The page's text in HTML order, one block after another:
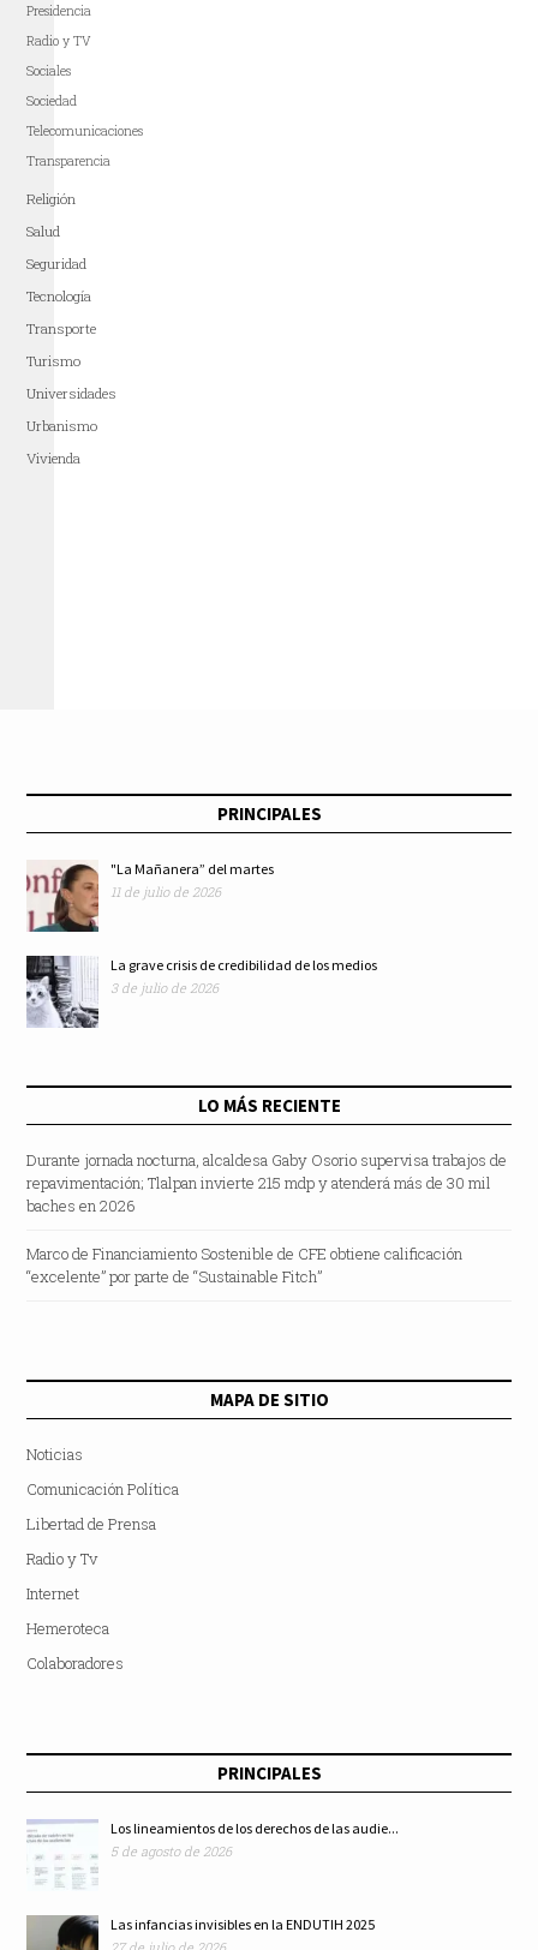
Presidencia
Radio y TV
Sociales
Sociedad
Telecomunicaciones
Transparencia
Religión
Salud
Seguridad
Tecnología
Transporte
Turismo
Universidades
Urbanismo
Vivienda
PRINCIPALES
"La Mañanera” del martes
11 de julio de 2026
La grave crisis de credibilidad de los medios
3 de julio de 2026
LO MÁS RECIENTE
Durante jornada nocturna, alcaldesa Gaby Osorio supervisa trabajos de
repavimentación; Tlalpan invierte 215 mdp y atenderá más de 30 mil
baches en 2026
Marco de Financiamiento Sostenible de CFE obtiene calificación
“excelente” por parte de “Sustainable Fitch”
MAPA DE SITIO
Noticias
Comunicación Política
Libertad de Prensa
Radio y Tv
Internet
Hemeroteca
Colaboradores
PRINCIPALES
Los lineamientos de los derechos de las audie...
5 de agosto de 2026
Las infancias invisibles en la ENDUTIH 2025